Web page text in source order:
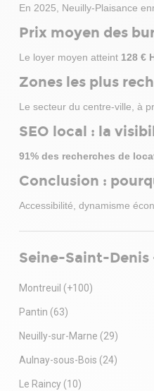
En 2025, Neuilly-Plaisance
Prix moyen des
Le loyer moyen atteint 128 €
Zones les plus
Le secteur du centre-ville, à
SEO local : la
91% des recherches de
Conclusion :
Accessibilité, dynamisme
Seine-Saint-
Montreuil (+100)
Pantin (63)
Neuilly-sur-Marne (29)
Aulnay-sous-Bois (24)
Le Raincy (10)